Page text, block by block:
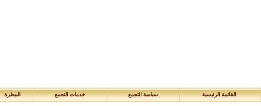
القائمة الرئيسية سياسة التجمع خدمات التجمع البيطرة